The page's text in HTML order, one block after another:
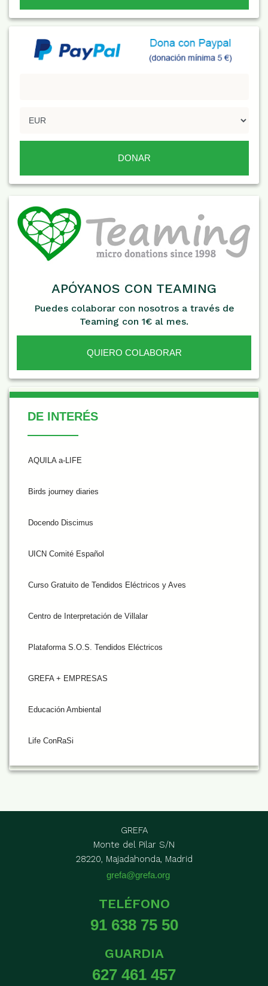
APÓYANOS CON TEAMING
Puedes colaborar con nosotros a través de
Teaming con 1€ al mes.
QUIERO COLABORAR
De Interés
DE INTERÉS
AQUILA a-LIFE
Birds journey diaries
Docendo Discimus
UICN Comité Español
Curso Gratuito de Tendidos Eléctricos y Aves
Centro de Interpretación de Villalar
Plataforma S.O.S. Tendidos Eléctricos
GREFA + EMPRESAS
Educación Ambiental
Life ConRaSi
GREFA
Monte del Pilar S/N
28220, Majadahonda, Madrid
grefa@grefa.org
TELÉFONO
91 638 75 50
GUARDIA
627 461 457